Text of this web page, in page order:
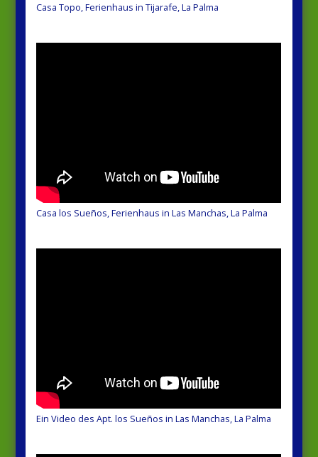
Casa Topo, Ferienhaus in Tijarafe, La Palma
Casa los Sueños, Ferienhaus in Las Manchas, La Palma
Ein Video des Apt. los Sueños in Las Manchas, La Palma